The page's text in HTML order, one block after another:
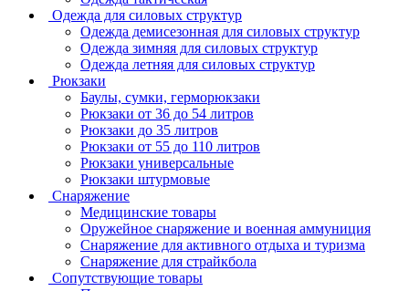
Одежда для силовых структур
Одежда демисезонная для силовых структур
Одежда зимняя для силовых структур
Одежда летняя для силовых структур
Рюкзаки
Баулы, сумки, герморюкзаки
Рюкзаки от 36 до 54 литров
Рюкзаки до 35 литров
Рюкзаки от 55 до 110 литров
Рюкзаки универсальные
Рюкзаки штурмовые
Снаряжение
Медицинские товары
Оружейное снаряжение и военная аммуниция
Снаряжение для активного отдыха и туризма
Снаряжение для страйкбола
Сопутствующие товары